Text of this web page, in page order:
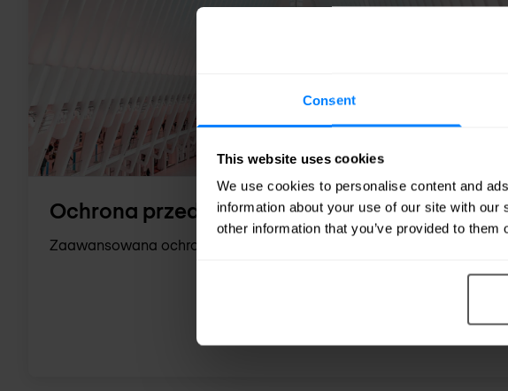
Consent
This website uses cookies
We use cookies to personalise content and
information about your use of our site with
other information that you’ve provided to
Ochrona przed atakami DDoS
Zaawansowana ochrona przed atakami DDoS i minimalizowanie ich